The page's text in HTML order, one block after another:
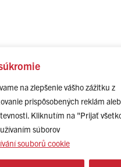
na zlepšenie vášho zážitku z
prispôsobených reklám
Kliknutím na "Prijať
súborov
souborů cookie